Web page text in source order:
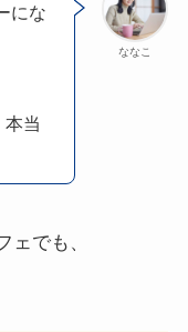
ななこ
にな
本当
ェでも、